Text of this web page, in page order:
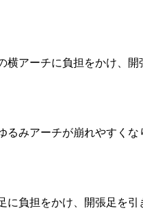
横アーチに負担をかけ、開
みアーチが崩れやすくな
に負担をかけ、開張足を引